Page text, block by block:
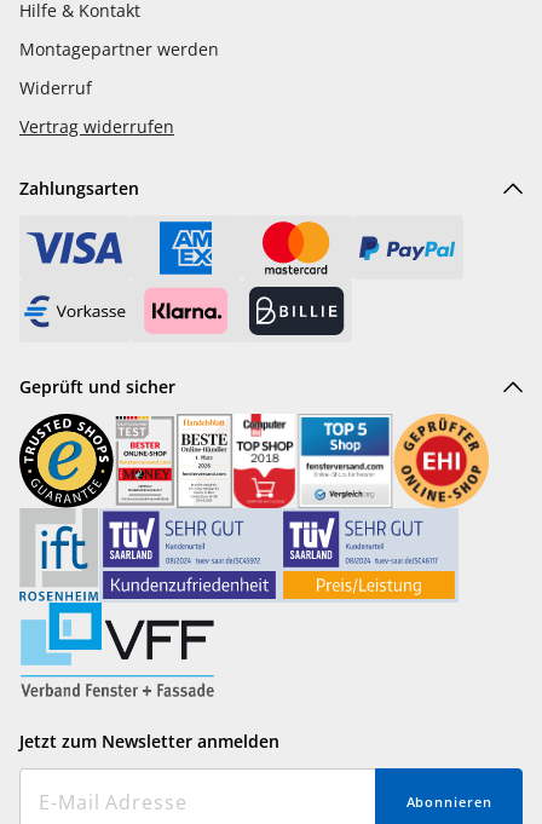
Hilfe & Kontakt
Montagepartner werden
Widerruf
Vertrag widerrufen
Zahlungsarten
Geprüft und sicher
Jetzt zum Newsletter anmelden
Abonnieren